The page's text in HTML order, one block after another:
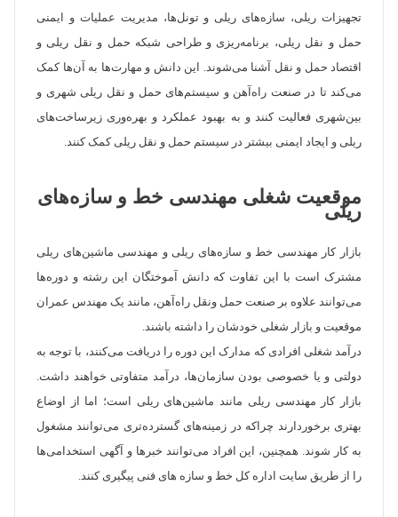
تجهیزات ریلی، سازه‌های ریلی و تونل‌ها، مدیریت عملیات و ایمنی
حمل و نقل ریلی، برنامه‌ریزی و طراحی شبکه حمل و نقل ریلی و
اقتصاد حمل و نقل آشنا می‌شوند. این دانش و مهارت‌ها به آن‌ها کمک
می‌کند تا در صنعت راه‌آهن و سیستم‌های حمل و نقل ریلی شهری و
بین‌شهری فعالیت کنند و به بهبود عملکرد و بهره‌وری زیرساخت‌های
ریلی و ایجاد ایمنی بیشتر در سیستم حمل و نقل ریلی کمک کنند.
موقعیت شغلی مهندسی خط و سازه‌های
ریلی
بازار کار مهندسی خط و سازه‌های ریلی و مهندسی ماشین‌های ریلی
مشترک است با این تفاوت که دانش آموختگان این رشته و دوره‌ها
می‌توانند علاوه بر صنعت حمل ونقل راه‌آهن، مانند یک مهندس عمران
موقعیت و بازار شغلی خودشان را داشته باشند.
درآمد شغلی افرادی که مدارک این دوره را دریافت می‌کنند، با توجه به
دولتی و یا خصوصی بودن سازمان‌ها، درآمد متفاوتی خواهند داشت.
بازار کار مهندسی ریلی مانند ماشین‌های ریلی است؛ اما از اوضاع
بهتری برخوردارند چرا‌که در زمینه‌های گسترده‌تری می‌توانند مشغول
به کار شوند. همچنین، این افراد می‌توانند خبر‌ها و آگهی استخدامی‌ها
را از طریق سایت اداره کل خط و سازه های فنی پیگیری کنند.